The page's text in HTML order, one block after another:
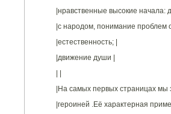
|нравственные высокие начала:
|с народом, понимание проблем
|естественность; |
|движение души |
|На самых первых страницах
|героиней .Её характерная